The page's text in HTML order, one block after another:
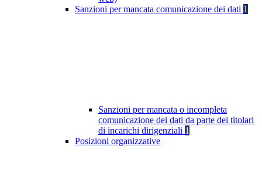
Sanzioni per mancata comunicazione dei dati 1
Sanzioni per mancata o incompleta
comunicazione dei dati da parte dei titolari
di incarichi dirigenziali 1
Posizioni organizzative